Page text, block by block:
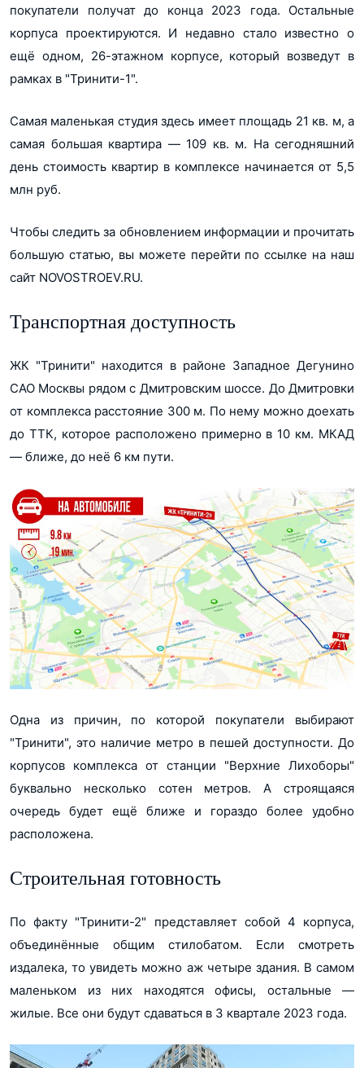
покупатели получат до конца 2023 года. Остальные
корпуса проектируются. И недавно стало известно о
ещё одном, 26-этажном корпусе, который возведут в
рамках в "Тринити-1".
Самая маленькая студия здесь имеет площадь 21 кв. м, а
самая большая квартира ― 109 кв. м. На сегодняшний
день стоимость квартир в комплексе начинается от 5,5
млн руб.
Чтобы следить за обновлением информации и прочитать
большую статью, вы можете перейти по ссылке на наш
сайт NOVOSTROEV.RU.
Транспортная доступность
ЖК "Тринити" находится в районе Западное Дегунино
САО Москвы рядом с Дмитровским шоссе. До Дмитровки
от комплекса расстояние 300 м. По нему можно доехать
до ТТК, которое расположено примерно в 10 км. МКАД
― ближе, до неё 6 км пути.
Одна из причин, по которой покупатели выбирают
"Тринити", это наличие метро в пешей доступности. До
корпусов комплекса от станции "Верхние Лихоборы"
буквально несколько сотен метров. А строящаяся
очередь будет ещё ближе и гораздо более удобно
расположена.
Строительная готовность
По факту "Тринити-2" представляет собой 4 корпуса,
объединённые общим стилобатом. Если смотреть
издалека, то увидеть можно аж четыре здания. В самом
маленьком из них находятся офисы, остальные ―
жилые. Все они будут сдаваться в 3 квартале 2023 года.